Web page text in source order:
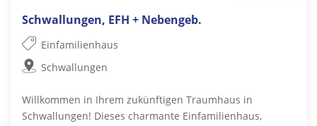
Schwallungen, EFH + Nebengeb.
Einfamilienhaus
Schwallungen
Willkommen in Ihrem zukünftigen Traumhaus in
Schwallungen! Dieses charmante Einfamilienhaus,